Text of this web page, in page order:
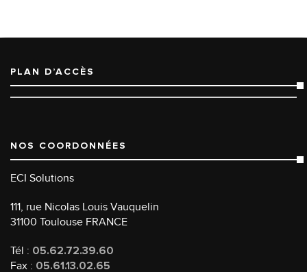
PLAN D’ACCÈS
NOS COORDONNÉES
ECI Solutions
111, rue Nicolas Louis Vauquelin
31100 Toulouse FRANCE
Tél : 05.62.72.39.60
Fax : 05.61.13.02.65